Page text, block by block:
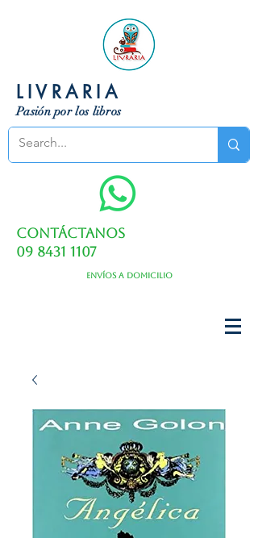
LIVRARIA
Pasión por los libros
Contáctanos
09 8431 1107
Envíos a domicilio